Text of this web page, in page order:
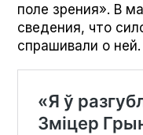
поле зрения». В
сведения, что
спрашивали о ней.